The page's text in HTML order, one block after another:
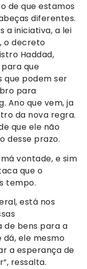
de que estamos
diferentes.
a iniciativa, a lei
o decreto
Haddad,
que
que podem ser
para
Ano que vem, ja
da nova regra.
que ele não
desse prazo.
vontade, e sim
que o
tempo.
está nos
de bens para a
dá, ele mesmo
a esperança de
ressalta.